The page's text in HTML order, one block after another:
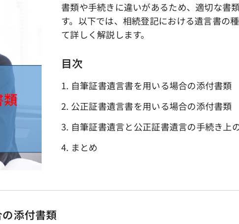
書類や手続きに違いがあるため、適切な書
す。以下では、相続登記における遺言書の
て詳しく解説します。
目次
1. 自筆証書遺言書を用いる場合の添付書類
2. 公正証書遺言書を用いる場合の添付書類
3. 自筆証書遺言と公正証書遺言の手続き上
4. まとめ
添付書類